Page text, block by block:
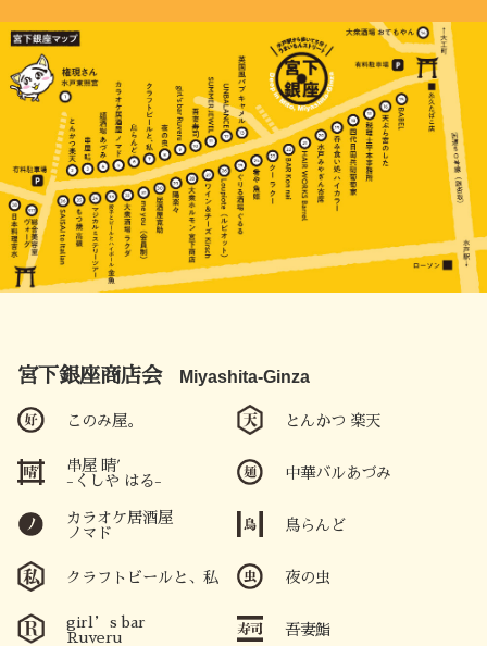
宮銀
物語
このみ屋。
とんかつ 楽天
水戸みやぎん寄席 UNBALANCE
串屋 晴′
-くしや はる-
宮下銀座商店会 Miyashita-Ginza
このみ屋。 とんかつ 楽天
串屋 晴′
-くしや はる-
中華バルあづみ
カラオケ居酒屋
ノマド
鳥らんど
クラフトビールと、私 夜の虫
girl’s bar
Ruveru
吾妻鮨